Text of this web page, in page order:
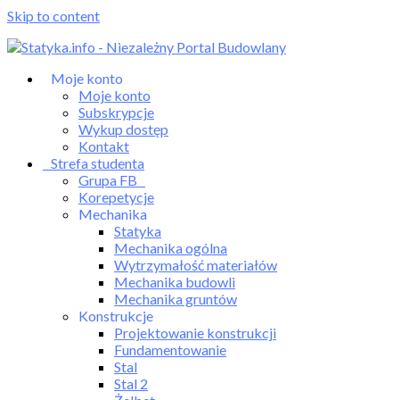
Skip to content
Moje konto
Moje konto
Subskrypcje
Wykup dostęp
Kontakt
Strefa studenta
Grupa FB
Korepetycje
Mechanika
Statyka
Mechanika ogólna
Wytrzymałość materiałów
Mechanika budowli
Mechanika gruntów
Konstrukcje
Projektowanie konstrukcji
Fundamentowanie
Stal
Stal 2